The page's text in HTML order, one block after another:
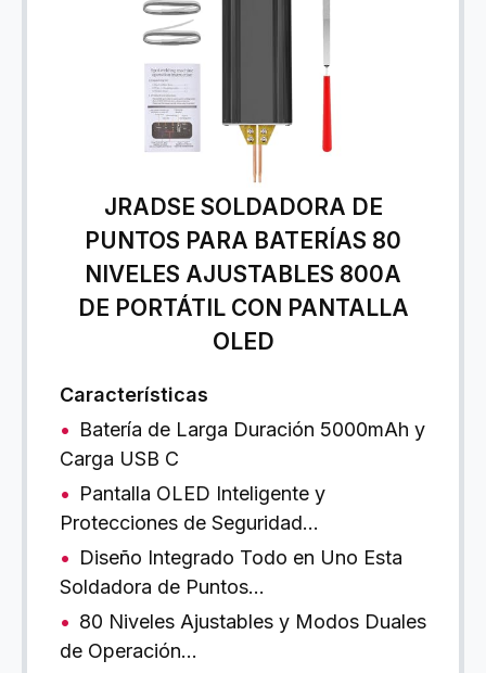
JRADSE SOLDADORA DE
PUNTOS PARA BATERÍAS 80
NIVELES AJUSTABLES 800A
DE PORTÁTIL CON PANTALLA
OLED
Características
Batería de Larga Duración 5000mAh y
Carga USB C
Pantalla OLED Inteligente y
Protecciones de Seguridad…
Diseño Integrado Todo en Uno Esta
Soldadora de Puntos…
80 Niveles Ajustables y Modos Duales
de Operación…